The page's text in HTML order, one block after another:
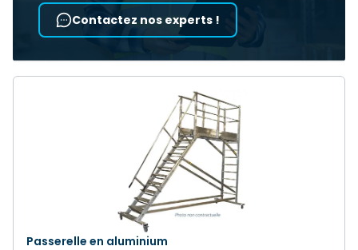
Contactez nos experts !
Passerelle en aluminium